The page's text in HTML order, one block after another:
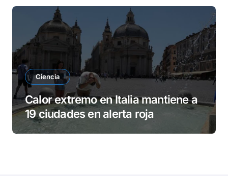
Ciencia
Calor extremo en Italia mantiene a
19 ciudades en alerta roja